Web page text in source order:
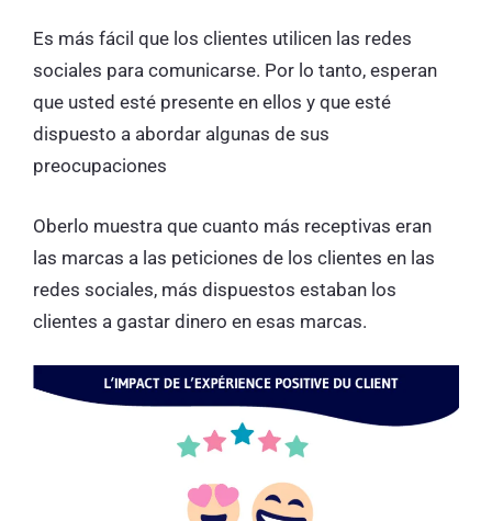
Es más fácil que los clientes utilicen las redes
sociales para comunicarse. Por lo tanto, esperan
que usted esté presente en ellos y que esté
dispuesto a abordar algunas de sus
preocupaciones
Oberlo muestra que cuanto más receptivas eran
las marcas a las peticiones de los clientes en las
redes sociales, más dispuestos estaban los
clientes a gastar dinero en esas marcas.